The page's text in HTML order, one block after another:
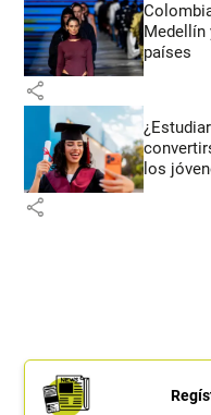
Medellín
países
share
los
share